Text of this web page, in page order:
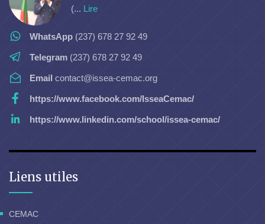
(... Lire
WhatsApp (237) 678 27 92 49
Telegram (237) 678 27 92 49
Email contact@issea-cemac.org
https://www.facebook.com/IsseaCemac/
https://www.linkedin.com/school/issea-cemac/
Liens utiles
CEMAC